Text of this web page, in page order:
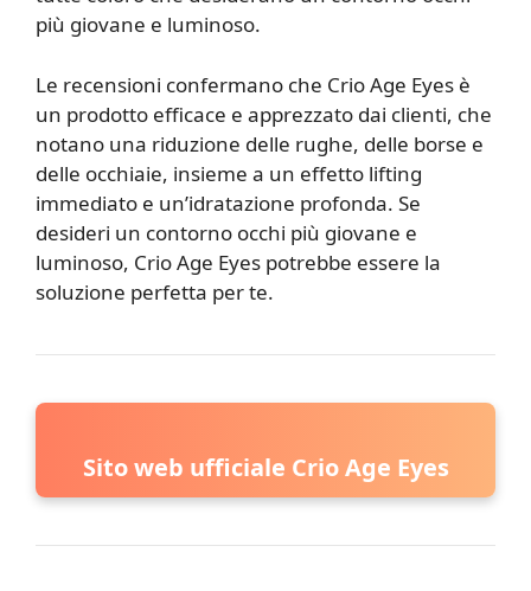
più giovane e luminoso.
Le recensioni confermano che Crio Age Eyes è
un prodotto efficace e apprezzato dai clienti, che
notano una riduzione delle rughe, delle borse e
delle occhiaie, insieme a un effetto lifting
immediato e un’idratazione profonda. Se
desideri un contorno occhi più giovane e
luminoso, Crio Age Eyes potrebbe essere la
soluzione perfetta per te.
Sito web ufficiale Crio Age Eyes